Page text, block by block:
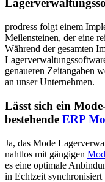
prodress folgt einem
Meilensteinen, der eine
Während der gesamten
genaueren Zeitangaben
an unser Unternehmen.
Lässt sich ein
bestehende ERP
Ja, das Mode
nahtlos mit gängigen
es eine optimale
in Echtzeit synchronisiert